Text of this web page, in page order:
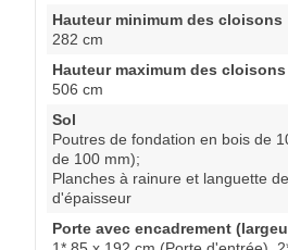
Hauteur minimum des cloisons
282 cm
Hauteur maximum des cloisons
506 cm
Sol
Poutres de fondation en bois de
de 100 mm);
Planches à rainure et languette
d'épaisseur
Porte avec encadrement